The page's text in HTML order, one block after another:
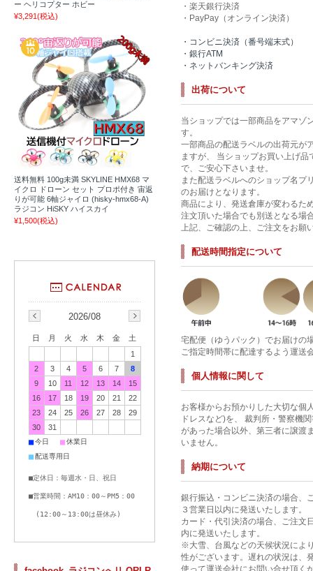
・楽天銀行決済
・PayPay（オンライン決済）
・コンビニ決済（番号端末式）
・銀行ATM
・ネットバンキング決済
出荷について
当ショップでは一部商品をアマゾ
す。
一部商品の配送ラベルの出荷元が
ますが、 当ショップお買い上げ
で、ご安心下さいませ。
また配送ラベルへのショップ名プ
のお届けとなります。
商品により、発送倉庫が変わるた
注文頂いた場合でも別送となる場
上記、ご確認の上、ご注文をお願
配送時間指定について
宅配便（ゆうパック）でお届けの
ご指定時間帯に配達するよう運送
個人情報に関して
お客様からお預かりした大切な個
ドレスなど)を、 裁判所・警察機
があった場合以外、第三者に譲渡
いません。
納期について
銀行振込・コンビニ決済の場合、
３営業日以内に発送いたします。
カード・代引決済の場合、ご注文
内に発送いたします。
※大雪、台風などの天候状況によ
性がございます。遅れの状況は、
使って運送会社にお問い合せ頂く
ー ヘリコプター ホビー
¥3,291(税込)
送料無料 100g未満 SKYLINE HMX68 マ
イクロ ドローン セット プロポ付き 宙返
りが可能 6軸ジャイロ (hisky-hmx68-A)
ラジコン HiSKY ハイスカイ
¥1,500(税込)
2026/08
日 月 火 水 木 金
土
1
2
3 4 5 6 7
8
9
10 11 12 13 14
15
16
17 18 19 20 21
22
23
24 25 26 27 28
29
30
31
■今日 ■休業日
■配送専用日
■定休日：毎週水・日、祝日
■営業時間：AM10：00～PM5：00
(12:00～13:00は昼休み)